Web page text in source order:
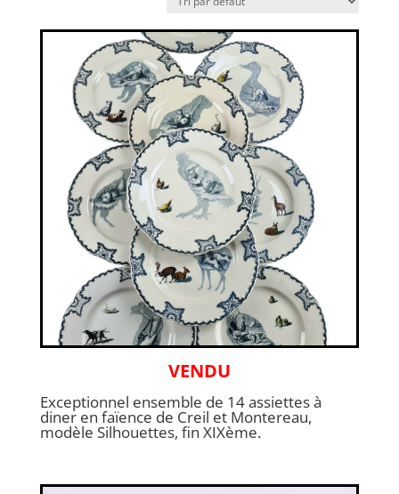
VENDU
Exceptionnel ensemble de 14 assiettes à
diner en faïence de Creil et Montereau,
modèle Silhouettes, fin XIXème.